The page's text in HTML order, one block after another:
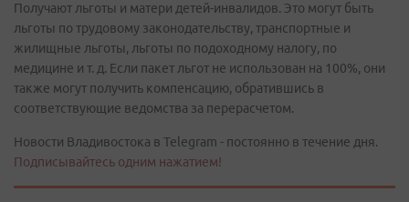
Получают льготы и матери детей-инвалидов. Это могут быть
льготы по трудовому законодательству, транспортные и
жилищные льготы, льготы по подоходному налогу, по
медицине и т. д. Если пакет льгот не использован на 100%, они
также могут получить компенсацию, обратившись в
соответствующие ведомства за перерасчетом.
Новости Владивостока в Telegram - постоянно в течение дня.
Подписывайтесь одним нажатием!